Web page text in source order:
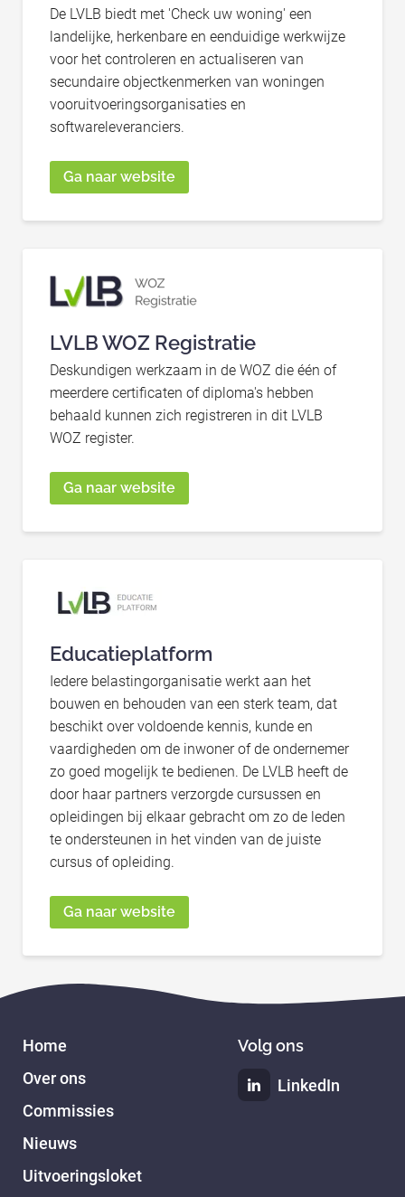
De LVLB biedt met 'Check uw woning' een
landelijke, herkenbare en eenduidige werkwijze
voor het controleren en actualiseren van
secundaire objectkenmerken van woningen
vooruitvoeringsorganisaties en
softwareleveranciers.
Ga naar website
LVLB WOZ Registratie
Deskundigen werkzaam in de WOZ die één of
meerdere certificaten of diploma's hebben
behaald kunnen zich registreren in dit LVLB
WOZ register.
Ga naar website
Educatieplatform
Iedere belastingorganisatie werkt aan het
bouwen en behouden van een sterk team, dat
beschikt over voldoende kennis, kunde en
vaardigheden om de inwoner of de ondernemer
zo goed mogelijk te bedienen. De LVLB heeft de
door haar partners verzorgde cursussen en
opleidingen bij elkaar gebracht om zo de leden
te ondersteunen in het vinden van de juiste
cursus of opleiding.
Ga naar website
Home
Over ons
Commissies
Nieuws
Uitvoeringsloket
Volg ons
LinkedIn